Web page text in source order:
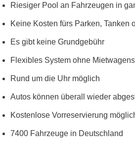
Riesiger Pool an Fahrzeugen in
Keine Kosten fürs Parken, Tanken
Es gibt keine Grundgebühr
Flexibles System ohne
Rund um die Uhr möglich
Autos können überall wieder
Kostenlose Vorreservierung
7400 Fahrzeuge in Deutschland